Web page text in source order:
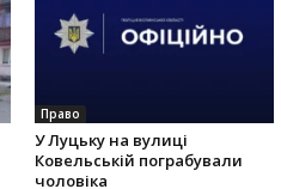
Право
У Луцьку на вулиці
Ковельській пограбували
чоловіка